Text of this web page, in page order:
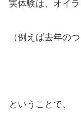
実体験は、オイラ
（例えば去年のつ
ということで、